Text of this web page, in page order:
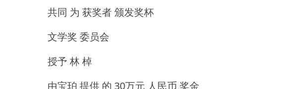
共同 为 获奖者 颁发奖杯
文学奖 委员会
授予 林 棹
由宝珀 提供 的 30万元 人民币 奖金